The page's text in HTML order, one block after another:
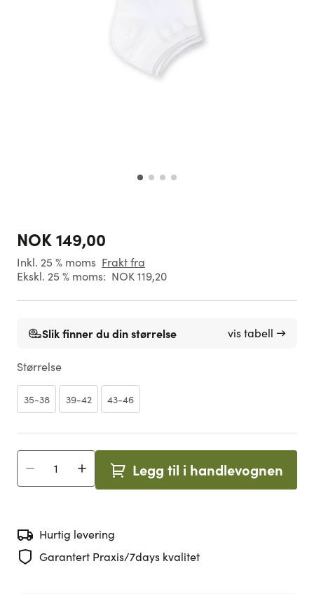
NOK 149,00
Inkl. 25 % moms Frakt fra
Ekskl. 25 % moms: NOK 119,20
Slik finner du din størrelse vis tabell →
Størrelse
35-38 39-42 43-46
Antall Legg til i handlevognen
Hurtig levering
Garantert Praxis/7days kvalitet